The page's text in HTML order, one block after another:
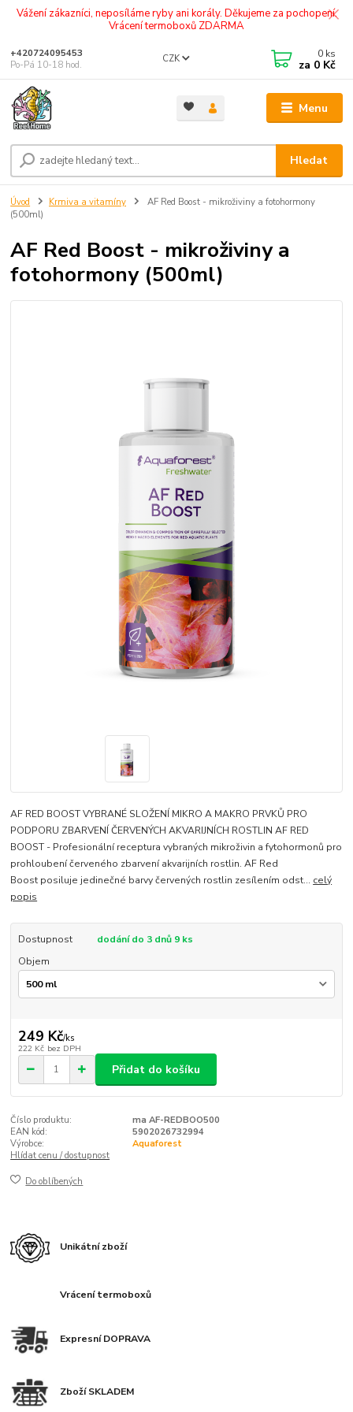
Vážení zákazníci, neposíláme ryby ani korály. Děkujeme za pochopení.
Vrácení termoboxů ZDARMA
Menu
CZK
Hledat
+420724095453
Po-Pá 10-18 hod.
0 ks
za 0 Kč
Úvod Krmiva a vitamíny
AF Red Boost - mikroživiny a fotohormony
(500ml)
AF Red Boost - mikroživiny a
fotohormony (500ml)
AF RED BOOST VYBRANÉ SLOŽENÍ MIKRO A MAKRO PRVKŮ PRO
PODPORU ZBARVENÍ ČERVENÝCH AKVARIJNÍCH ROSTLIN AF RED
BOOST - Profesionální receptura vybraných mikroživin a fytohormonů pro
prohloubení červeného zbarvení akvarijních rostlin. AF Red
Boost posiluje jedinečné barvy červených rostlin zesílením odst... celý
popis
Dostupnost
dodání do 3 dnů 9 ks
Objem
249 Kč/ks
222 Kč bez DPH
Přidat do košíku
Číslo produktu:
ma AF-REDBOO500
EAN kód:
5902026732994
Výrobce:
Aquaforest
Hlídat cenu / dostupnost
Do oblíbených
Unikátní zboží
Vrácení termoboxů
Expresní DOPRAVA
Zboží SKLADEM